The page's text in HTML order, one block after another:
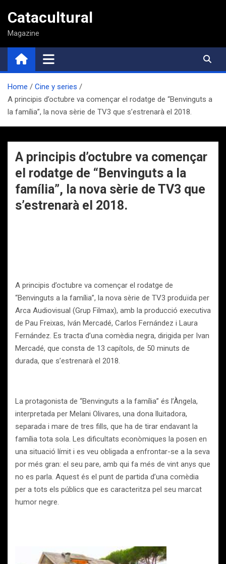
contenido
Catacultural
Magazine
Home
Cine y series
A principis d’octubre va començar el rodatge de “Benvinguts a
la família”, la nova sèrie de TV3 que s’estrenarà el 2018.
A principis d’octubre va començar
el rodatge de “Benvinguts a la
família”, la nova sèrie de TV3 que
s’estrenarà el 2018.
A principis d’octubre va començar el rodatge de
“Benvinguts a la família”, la nova sèrie de TV3 produïda per
Arca Audiovisual (Grup Filmax), amb la producció executiva
de Pau Freixas, Iván Mercadé, Carlos Fernández i Laura
Fernández. Es tracta d’una comèdia negra, dirigida per Ivan
Mercadé, que consta de 13 capítols, de 50 minuts de
durada, que s’estrenarà el 2018.
La protagonista de “Benvinguts a la família” és l’Àngela,
interpretada per Melani Olivares, una dona lluitadora,
separada i mare de tres fills, que ha de tirar endavant la
família tota sola. Les dificultats econòmiques la posen en
una situació límit i es veu obligada a enfrontar-se a la seva
por més gran: el seu pare, amb qui fa més de vint anys que
no es parla. Aquest és el punt de partida d’una comèdia
per a tots els públics que es caracteritza pel seu marcat
humor negre.